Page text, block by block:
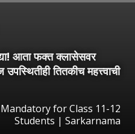
द्या! आता फक्त क्लासेसवर
तितकीच महत्त्वाची
for Class 11-12
Students | Sarkarnama